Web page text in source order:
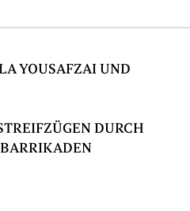
YOUSAFZAI UND
DURCH